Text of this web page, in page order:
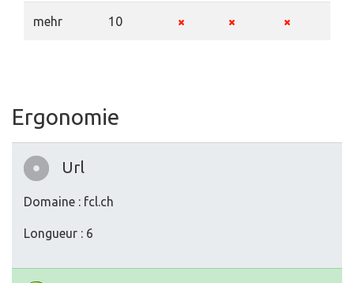
mehr 10
Ergonomie
Url
Domaine : fcl.ch
Longueur : 6